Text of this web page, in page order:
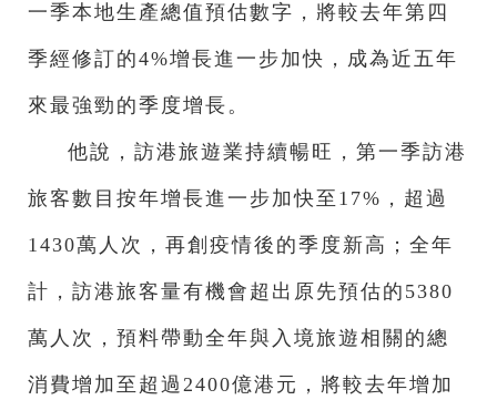
一季本地生產總值預估數字，將較去年第四
季經修訂的4%增長進一步加快，成為近五年
來最強勁的季度增長。
他說，訪港旅遊業持續暢旺，第一季訪港
旅客數目按年增長進一步加快至17%，超過
1430萬人次，再創疫情後的季度新高；全年
計，訪港旅客量有機會超出原先預估的5380
萬人次，預料帶動全年與入境旅遊相關的總
消費增加至超過2400億港元，將較去年增加